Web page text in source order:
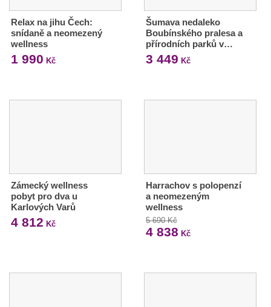
Relax na jihu Čech:
snídaně a neomezený
wellness
1 990 Kč
Šumava nedaleko
Boubínského pralesa a
přírodních parků v…
3 449 Kč
Zámecký wellness
pobyt pro dva u
Karlových Varů
4 812 Kč
Harrachov s polopenzí
a neomezeným
wellness
5 690 Kč
4 838 Kč